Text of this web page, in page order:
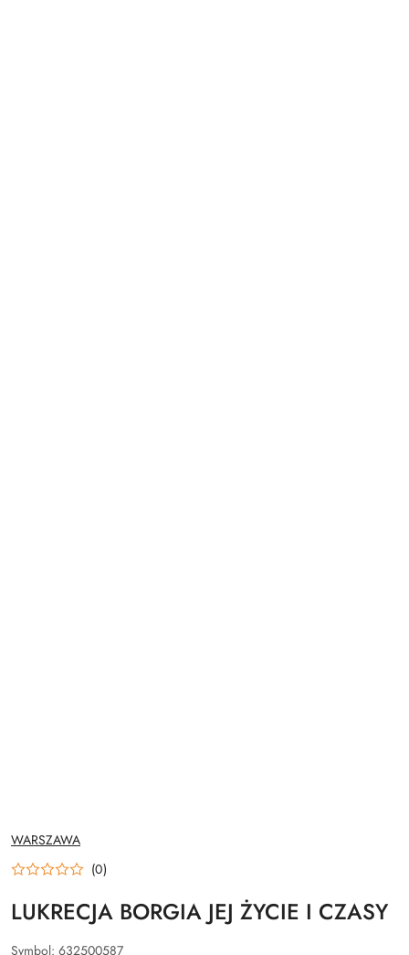
NAZWA
PRODUCENTA:
WARSZAWA
(0)
LUKRECJA BORGIA JEJ ŻYCIE I CZASY
Symbol: 632500587